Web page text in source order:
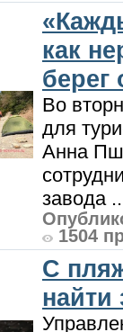
как
берег
Во
для
Анна
завода
1504
С